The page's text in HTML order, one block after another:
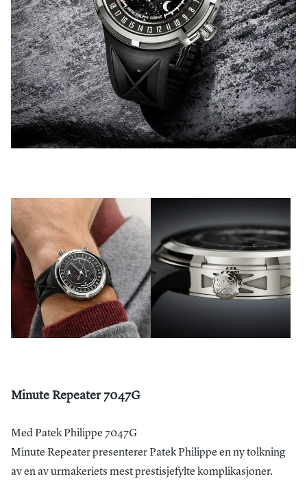
Minute Repeater 7047G
Med Patek Philippe 7047G
Minute Repeater presenterer Patek Philippe en ny tolkning
av en av urmakeriets mest prestisjefylte komplikasjoner.